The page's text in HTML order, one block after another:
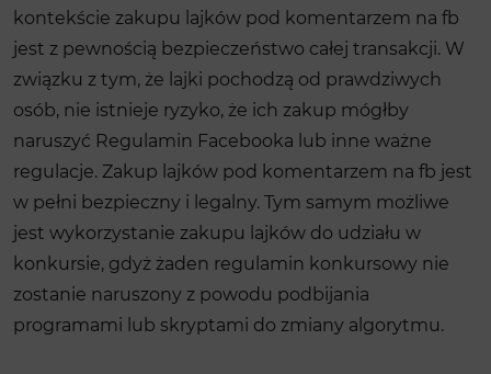
kontekście zakupu lajków pod komentarzem na fb
jest z pewnością bezpieczeństwo całej transakcji. W
związku z tym, że lajki pochodzą od prawdziwych
osób, nie istnieje ryzyko, że ich zakup mógłby
naruszyć Regulamin Facebooka lub inne ważne
regulacje. Zakup lajków pod komentarzem na fb jest
w pełni bezpieczny i legalny. Tym samym możliwe
jest wykorzystanie zakupu lajków do udziału w
konkursie, gdyż żaden regulamin konkursowy nie
zostanie naruszony z powodu podbijania
programami lub skryptami do zmiany algorytmu.